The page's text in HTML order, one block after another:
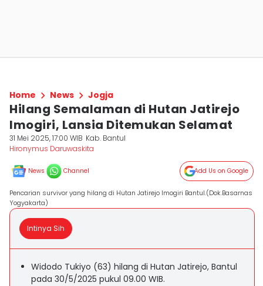
Home News Jogja
Hilang Semalaman di Hutan Jatirejo
Imogiri, Lansia Ditemukan Selamat
31 Mei 2025, 17:00 WIB Kab. Bantul
Hironymus Daruwaskita
News Channel Add Us on Google
Pencarian survivor yang hilang di Hutan Jatirejo Imogiri Bantul.(Dok.Basarnas
Yogyakarta)
Intinya Sih
Widodo Tukiyo (63) hilang di Hutan Jatirejo, Bantul
pada 30/5/2025 pukul 09.00 WIB.